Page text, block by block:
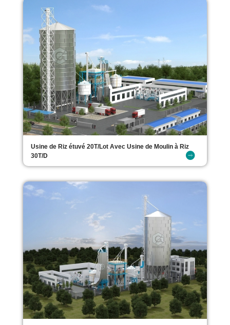
Usine de Riz étuvé 20T/Lot Avec Usine de Moulin à Riz
30T/D